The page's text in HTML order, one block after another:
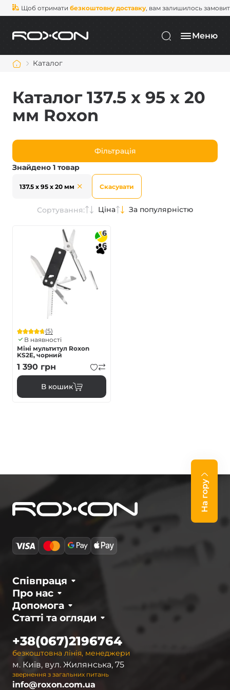
Щоб отримати безкоштовну доставку, вам залишилось
Меню
Каталог
Каталог 137.5 х 95 х 20
мм Roxon
Фільтрація
Знайдено 1 товар
137.5 х 95 х 20 мм Скасувати
Сортування: Ціна За популярністю
6
6
(5)
В наявності
Міні мультитул Roxon
KS2E, чорний
1 390 грн
В кошик
На гору
Про нас
Співпраця
Статті та огляди
Допомога
безкоштовна лінія, менеджери
+38(067)2196764
м. Київ, вул. Жилянська, 75
звернення з загальних питань
info@roxon.com.ua